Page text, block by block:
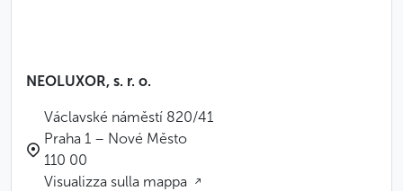
NEOLUXOR, s. r. o.
Václavské náměstí 820/41
Praha 1 – Nové Město
110 00
Visualizza sulla mappa